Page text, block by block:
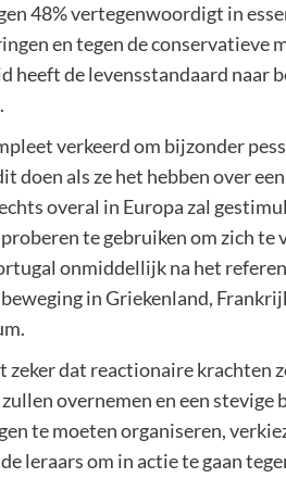
48% vertegenwoordigt in
en tegen de conservatieve
heeft de levensstandaard naar
verkeerd om bijzonder
doen als ze het hebben over
overal in Europa zal
te gebruiken om zich te
onmiddellijk na het
in Griekenland,
zeker dat reactionaire krachten
overnemen en een stevige
te moeten organiseren,
leraars om in actie te gaan